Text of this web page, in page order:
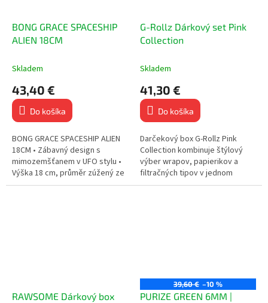
BONG GRACE SPACESHIP
ALIEN 18CM
Skladem
43,40 €
Do košíka
BONG GRACE SPACESHIP ALIEN
18CM • Zábavný design s
mimozemšťanem v UFO stylu •
Výška 18 cm, průměr zúžený ze
70 mm na 25 mm • Pohodlný
G-Rollz Dárkový set Pink
Collection
Skladem
41,30 €
Do košíka
Darčekový box G-Rollz Pink
Collection kombinuje štýlový
výber wrapov, papierikov a
filtračných tipov v jednom
prémiovom sete. Navrhnutý v
RAWSOME Dárkový box
39,60 € –10 %
PURIZE GREEN 6MM |